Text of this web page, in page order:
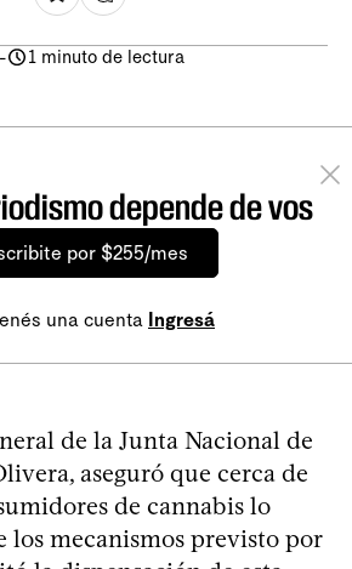
- 1 minuto de lectura
depende de vos
por $255/mes
una cuenta Ingresá
de la Junta Nacional de
aseguró que cerca de
de cannabis lo
los mecanismos previsto por